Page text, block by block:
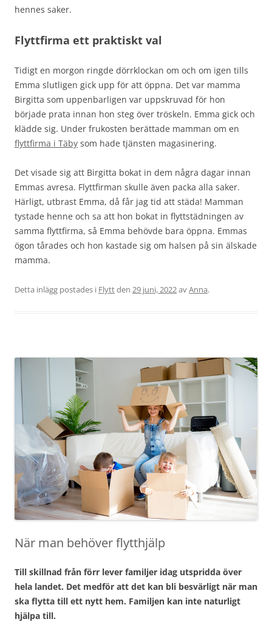
hennes saker.
Flyttfirma ett praktiskt val
Tidigt en morgon ringde dörrklockan om och om igen tills
Emma slutligen gick upp för att öppna. Det var mamma
Birgitta som uppenbarligen var uppskruvad för hon
började prata innan hon steg över tröskeln. Emma gick och
klädde sig. Under frukosten berättade mamman om en
flyttfirma i Täby som hade tjänsten magasinering.
Det visade sig att Birgitta bokat in dem några dagar innan
Emmas avresa. Flyttfirman skulle även packa alla saker.
Härligt, utbrast Emma, då får jag tid att städa! Mamman
tystade henne och sa att hon bokat in flyttstädningen av
samma flyttfirma, så Emma behövde bara öppna. Emmas
ögon tårades och hon kastade sig om halsen på sin älskade
mamma.
Detta inlägg postades i Flyttden 29 juni, 2022avAnna.
När man behöver flytthjälp
Till skillnad från förr lever familjer idag utspridda över
hela landet. Det medför att det kan bli besvärligt när man
ska flytta till ett nytt hem. Familjen kan inte naturligt
hjälpa till.